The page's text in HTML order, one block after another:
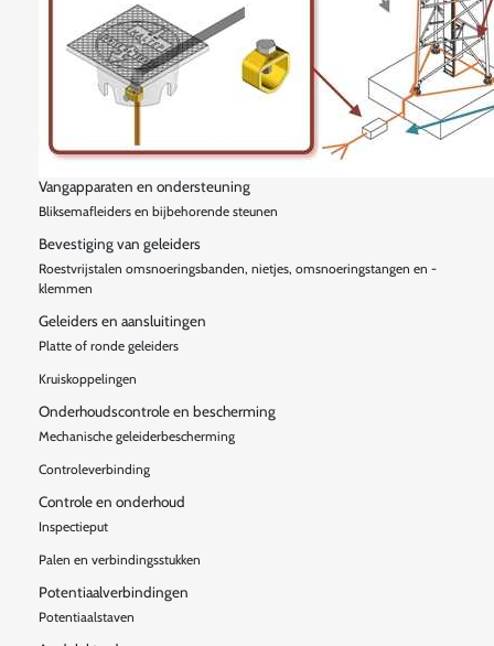
Vangapparaten en ondersteuning
Bliksemafleiders en bijbehorende steunen
Bevestiging van geleiders
Roestvrijstalen omsnoeringsbanden, nietjes, omsnoeringstangen en -
klemmen
Geleiders en aansluitingen
Platte of ronde geleiders
Kruiskoppelingen
Onderhoudscontrole en bescherming
Mechanische geleiderbescherming
Controleverbinding
Controle en onderhoud
Inspectieput
Palen en verbindingsstukken
Potentiaalverbindingen
Potentiaalstaven